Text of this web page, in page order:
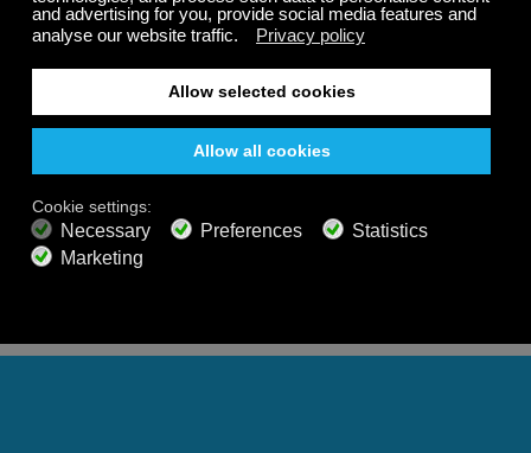
Onthul het menu door te klikken op het
systeemmenu
Klik op Selecteer Muziek
Klik op Calm Radio
Selecteer een Categorie
Selecteer een Kanaal